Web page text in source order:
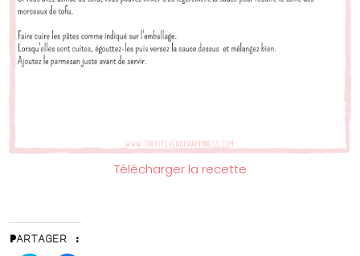
Télécharger la recette
Partager :